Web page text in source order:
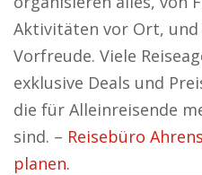
Aktivitäten vor Ort, und
Vorfreude. Viele
exklusive Deals und
die für Alleinreisende
sind. – Reisebüro
planen.